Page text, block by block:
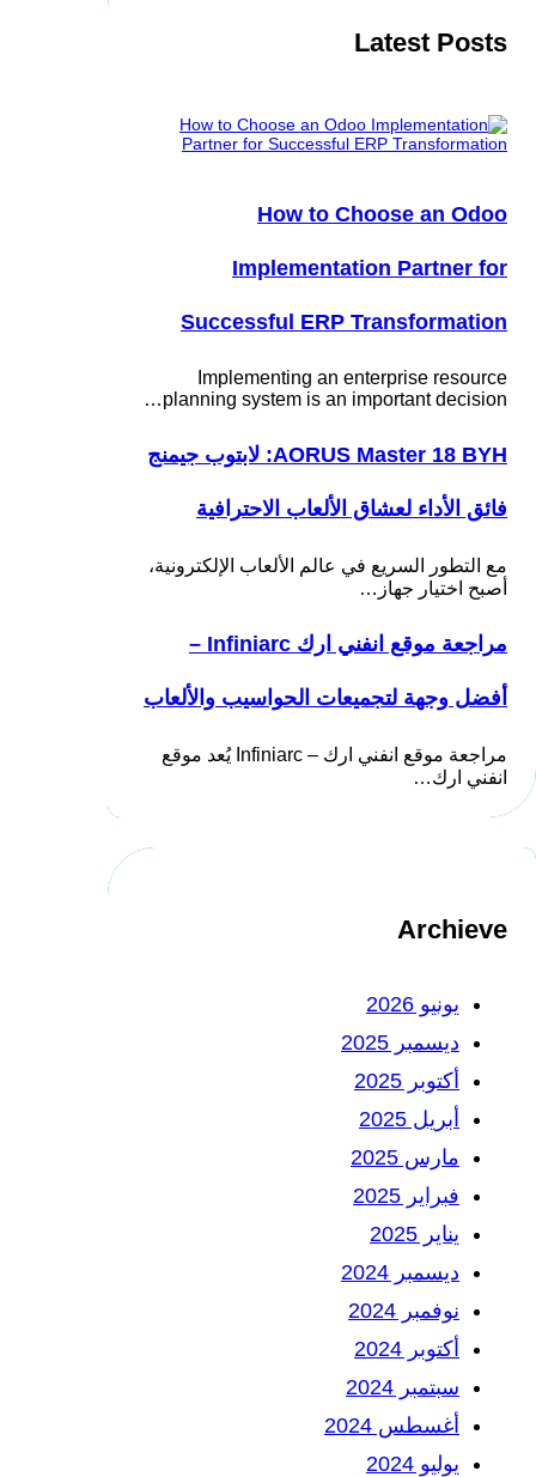
Latest Posts
How to Choose an Odoo
Implementation Partner for
Successful ERP Transformation
Implementing an enterprise resource
planning system is an important decision…
AORUS Master 18 BYH: لابتوب جيمنج
فائق الأداء لعشاق الألعاب الاحترافية
مع التطور السريع في عالم الألعاب الإلكترونية،
أصبح اختيار جهاز…
مراجعة موقع انفني ارك Infiniarc –
أفضل وجهة لتجميعات الحواسيب والألعاب
مراجعة موقع انفني ارك – Infiniarc يُعد موقع
انفني ارك…
Archieve
يونيو 2026
ديسمبر 2025
أكتوبر 2025
أبريل 2025
مارس 2025
فبراير 2025
يناير 2025
ديسمبر 2024
نوفمبر 2024
أكتوبر 2024
سبتمبر 2024
أغسطس 2024
يوليو 2024